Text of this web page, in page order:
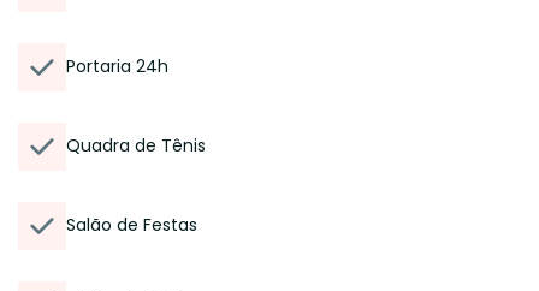
Portaria 24h
Quadra de Tênis
Salão de Festas